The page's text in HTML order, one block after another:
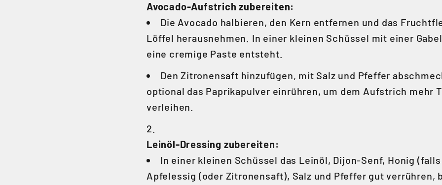
Avocado-Aufstrich zubereiten:
Die Avocado halbieren, den Kern entfernen und das
Löffel herausnehmen. In einer kleinen Schüssel mit einer
eine cremige Paste entsteht.
Den Zitronensaft hinzufügen, mit Salz und Pfeffer
optional das Paprikapulver einrühren, um dem Aufstrich mehr
verleihen.
Leinöl-Dressing zubereiten:
In einer kleinen Schüssel das Leinöl, Dijon-Senf, Honig
Apfelessig (oder Zitronensaft), Salz und Pfeffer gut verrühren,